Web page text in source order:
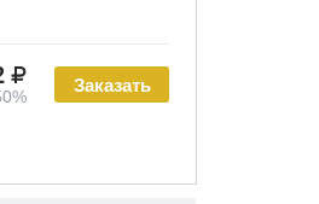
Заказать